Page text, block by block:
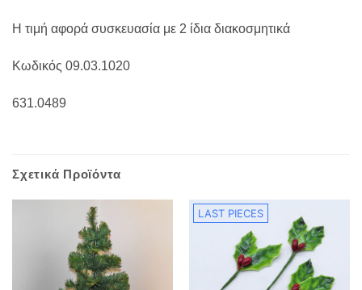
Η τιμή αφορά συσκευασία με 2 ίδια διακοσμητικά
Κωδικός 09.03.1020
631.0489
Σχετικά Προϊόντα
LAST PIECES